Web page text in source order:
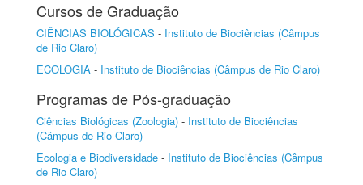
Cursos de Graduação
CIÊNCIAS BIOLÓGICAS - Instituto de Biociências (Câmpus
de Rio Claro)
ECOLOGIA - Instituto de Biociências (Câmpus de Rio Claro)
Programas de Pós-graduação
Ciências Biológicas (Zoologia) - Instituto de Biociências
(Câmpus de Rio Claro)
Ecologia e Biodiversidade - Instituto de Biociências (Câmpus
de Rio Claro)